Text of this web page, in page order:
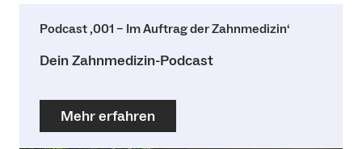
Podcast ‚001 – Im Auftrag der Zahnmedizin‘
Dein Zahnmedizin-Podcast
Mehr erfahren